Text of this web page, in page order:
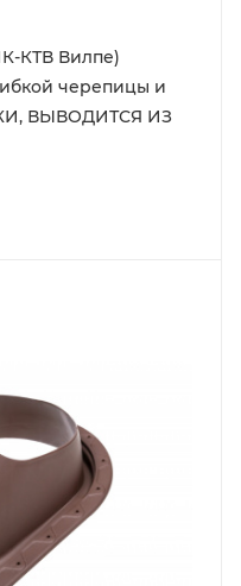
КТВ Вилпе)
черепицы и
ВЫВОДИТСЯ ИЗ